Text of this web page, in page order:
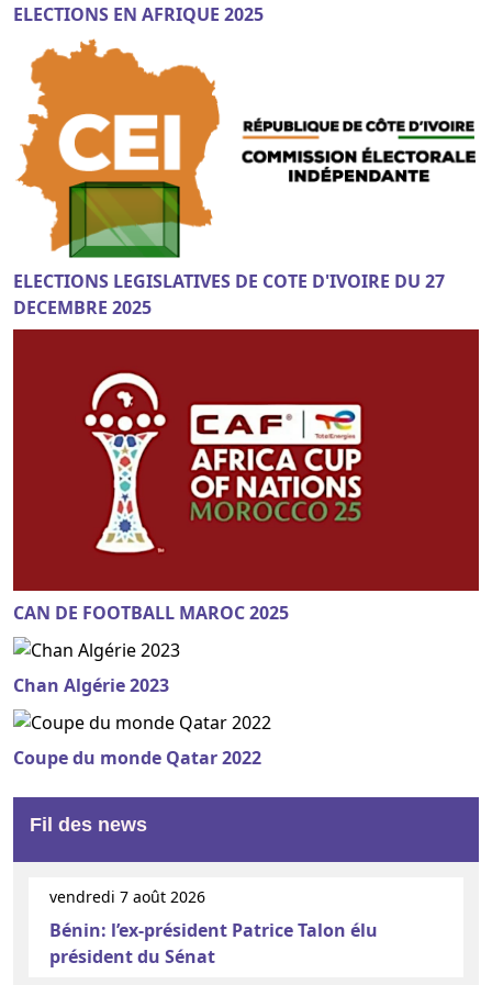
ELECTIONS EN AFRIQUE 2025
ELECTIONS LEGISLATIVES DE COTE D'IVOIRE DU 27
DECEMBRE 2025
CAN DE FOOTBALL MAROC 2025
Chan Algérie 2023
Coupe du monde Qatar 2022
Fil des news
vendredi 7 août 2026
Bénin: l’ex-président Patrice Talon élu
président du Sénat